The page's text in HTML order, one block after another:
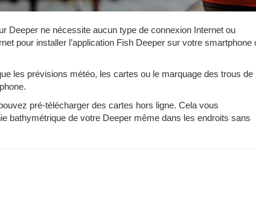
Deeper ne nécessite aucun type de connexion Internet ou
pour installer l’application Fish Deeper sur votre smartphone
les prévisions météo, les cartes ou le marquage des trous de
pré-télécharger des cartes hors ligne. Cela vous
bathymétrique de votre Deeper même dans les endroits sans